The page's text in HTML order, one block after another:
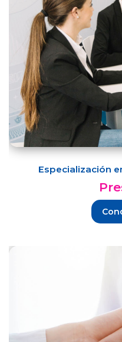
Especialización